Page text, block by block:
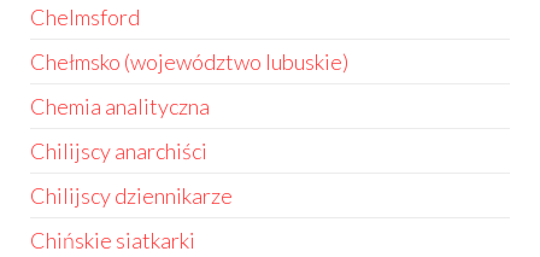
Chelmsford
Chełmsko (województwo lubuskie)
Chemia analityczna
Chilijscy anarchiści
Chilijscy dziennikarze
Chińskie siatkarki